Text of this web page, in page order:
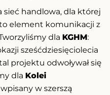
sieć handlowa, dla której
element komunikacji z
dla KGHM:
sześćdziesięciolecia
projektu odwoływał się
dla Kolei
w szerszą